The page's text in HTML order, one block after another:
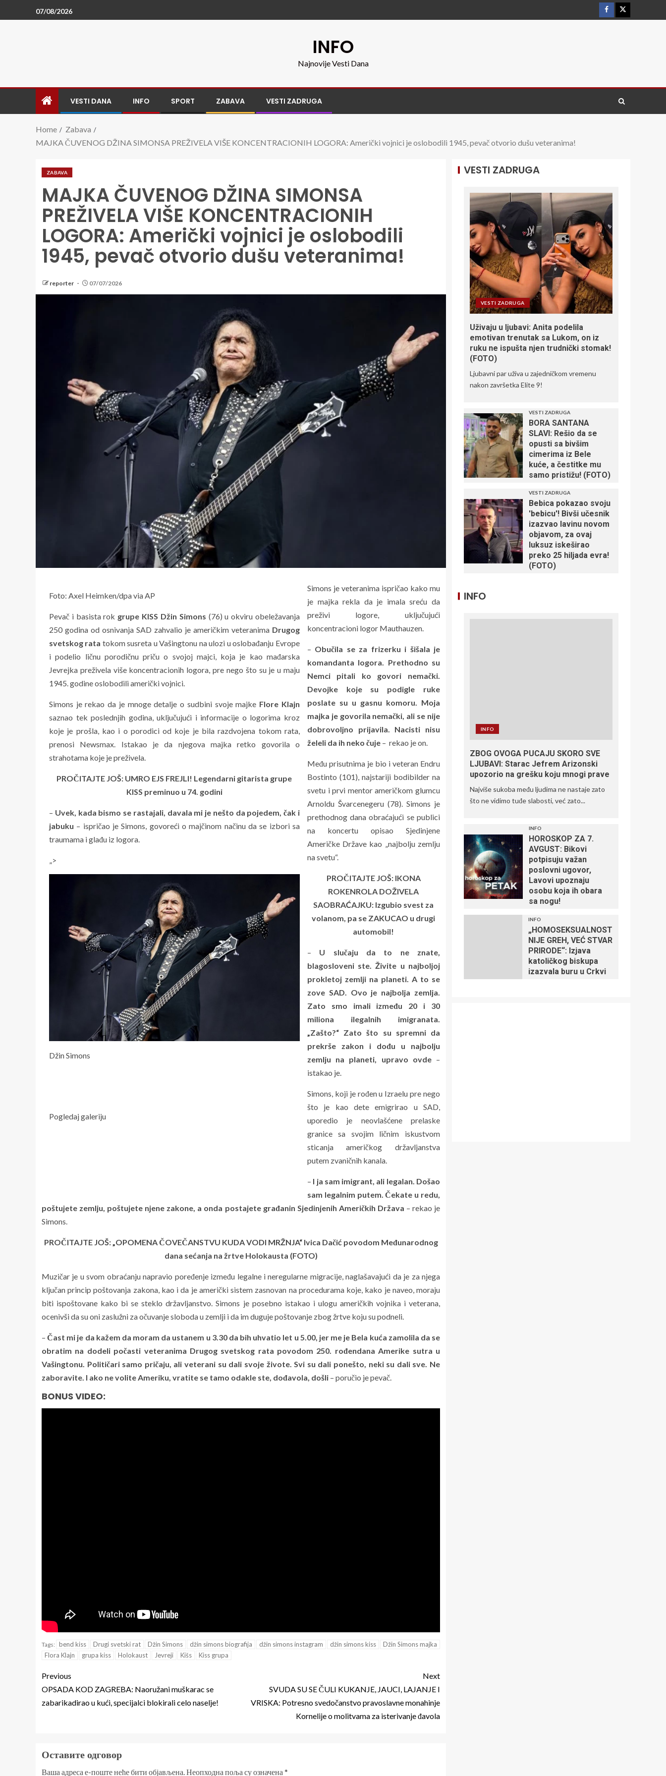
07/08/2026
INFO
Najnovije Vesti Dana
VESTI DANA INFO SPORT ZABAVA VESTI ZADRUGA
Home
Zabava
MAJKA ČUVENOG DŽINA SIMONSA PREŽIVELA VIŠE KONCENTRACIONIH LOGORA: Američki vojnici je oslobodili 1945, pevač otvorio dušu veteranima!
ZABAVA
MAJKA ČUVENOG DŽINA SIMONSA
PREŽIVELA VIŠE KONCENTRACIONIH
LOGORA: Američki vojnici je oslobodili
1945, pevač otvorio dušu veteranima!
reporter 07/07/2026
Foto: Axel Heimken/dpa via AP
Pevač i basista rok grupe KISS Džin Simons (76) u okviru obeležavanja
250 godina od osnivanja SAD zahvalio je američkim veteranima Drugog
svetskog rata tokom susreta u Vašingtonu na ulozi u oslobađanju Evrope
i podelio ličnu porodičnu priču o svojoj majci, koja je kao mađarska
Jevrejka preživela više koncentracionih logora, pre nego što su je u maju
1945. godine oslobodili američki vojnici.
Simons je rekao da je mnoge detalje o sudbini svoje majke Flore Klajn
saznao tek poslednjih godina, uključujući i informacije o logorima kroz
koje je prošla, kao i o porodici od koje je bila razdvojena tokom rata,
prenosi Newsmax. Istakao je da njegova majka retko govorila o
strahotama koje je preživela.
PROČITAJTE JOŠ: UMRO EJS FREJLI! Legendarni gitarista grupe
KISS preminuo u 74. godini
– Uvek, kada bismo se rastajali, davala mi je nešto da pojedem, čak i
jabuku – ispričao je Simons, govoreći o majčinom načinu da se izbori sa
traumama i glađu iz logora.
„>
Džin Simons
Pogledaj galeriju
Simons je veteranima ispričao kako mu
je majka rekla da je imala sreću da
preživi logore, uključujući
koncentracioni logor Mauthauzen.
– Obučila se za frizerku i šišala je
komandanta logora. Prethodno su
Nemci pitali ko govori nemački.
Devojke koje su podigle ruke
poslate su u gasnu komoru. Moja
majka je govorila nemački, ali se nije
dobrovoljno prijavila. Nacisti nisu
želeli da ih neko čuje– rekao je on.
Među prisutnima je bio i veteran Endru
Bostinto (101), najstariji bodibilder na
svetu i prvi mentor američkom glumcu
Arnoldu Švarcenegeru (78). Simons je
prethodnog dana obraćajući se publici
na koncertu opisao Sjedinjene
Američke Države kao „najbolju zemlju
na svetu“.
PROČITAJTE JOŠ: IKONA
ROKENROLA DOŽIVELA
SAOBRAĆAJKU: Izgubio svest za
volanom, pa se ZAKUCAO u drugi
automobil!
– U slučaju da to ne znate,
blagosloveni ste. Živite u najboljoj
prokletoj zemlji na planeti. A to se
zove SAD. Ovo je najbolja zemlja.
Zato smo imali između 20 i 30
miliona ilegalnih imigranata.
„Zašto?“ Zato što su spremni da
prekrše zakon i dođu u najbolju
zemlju na planeti, upravo ovde–
istakao je.
Simons, koji je rođen u Izraelu pre nego
što je kao dete emigrirao u SAD,
uporedio je neovlašćene prelaske
granice sa svojim ličnim iskustvom
sticanja američkog državljanstva
putem zvaničnih kanala.
– I ja sam imigrant, ali legalan. Došao
sam legalnim putem. Čekate u redu,
poštujete zemlju, poštujete njene zakone, a onda postajete građanin Sjedinjenih Američkih Država – rekao je
Simons.
PROČITAJTE JOŠ: „OPOMENA ČOVEČANSTVU KUDA VODI MRŽNJA“ Ivica Dačić povodom Međunarodnog
dana sećanja na žrtve Holokausta (FOTO)
Muzičar je u svom obraćanju napravio poređenje između legalne i neregularne migracije, naglašavajući da je za njega
ključan princip poštovanja zakona, kao i da je američki sistem zasnovan na procedurama koje, kako je naveo, moraju
biti ispoštovane kako bi se steklo državljanstvo. Simons je posebno istakao i ulogu američkih vojnika i veterana,
ocenivši da su oni zaslužni za očuvanje sloboda u zemlji i da im duguje poštovanje zbog žrtve koju su podneli.
– Čast mi je da kažem da moram da ustanem u 3.30 da bih uhvatio let u 5.00, jer me je Bela kuća zamolila da se
obratim na dodeli počasti veteranima Drugog svetskog rata povodom 250. rođendana Amerike sutra u
Vašingtonu. Političari samo pričaju, ali veterani su dali svoje živote. Svi su dali ponešto, neki su dali sve. Ne
zaboravite. I ako ne volite Ameriku, vratite se tamo odakle ste, dođavola, došli – poručio je pevač.
BONUS VIDEO:
Tags: bend kiss Drugi svetski rat Džin Simons džin simons biografija džin simons instagram džin simons kiss
Džin Simons majka
Flora Klajn
grupa kiss Holokaust Jevreji Kišs Kiss grupa
Previous
OPSADA KOD ZAGREBA: Naoružani muškarac se
zabarikadirao u kući, specijalci blokirali celo naselje!
Next
SVUDA SU SE ČULI KUKANJE, JAUCI, LAJANJE I
VRISKA: Potresno svedočanstvo pravoslavne monahinje
Kornelije o molitvama za isterivanje đavola
Оставите одговор
Ваша адреса е-поште неће бити објављена.Неопходна поља су означена *
VESTI ZADRUGA
VESTI ZADRUGA
Uživaju u ljubavi: Anita podelila
emotivan trenutak sa Lukom, on iz
ruku ne ispušta njen trudnički stomak!
(FOTO)
Ljubavni par uživa u zajedničkom vremenu
nakon završetka Elite 9!
VESTI ZADRUGA
BORA SANTANA
SLAVI: Rešio da se
opusti sa bivšim
cimerima iz Bele
kuće, a čestitke mu
samo pristižu! (FOTO)
VESTI ZADRUGA
Bebica pokazao svoju
'bebicu'! Bivši učesnik
izazvao lavinu novom
objavom, za ovaj
luksuz iskeširao
preko 25 hiljada evra!
(FOTO)
INFO
INFO
ZBOG OVOGA PUCAJU SKORO SVE
LJUBAVI: Starac Jefrem Arizonski
upozorio na grešku koju mnogi prave
Najviše sukoba među ljudima ne nastaje zato
što ne vidimo tuđe slabosti, već zato...
INFO
HOROSKOP ZA 7.
AVGUST: Bikovi
potpisuju važan
poslovni ugovor,
Lavovi upoznaju
osobu koja ih obara
sa nogu!
INFO
„HOMOSEKSUALNOST
NIJE GREH, VEĆ STVAR
PRIRODE“: Izjava
katoličkog biskupa
izazvala buru u Crkvi